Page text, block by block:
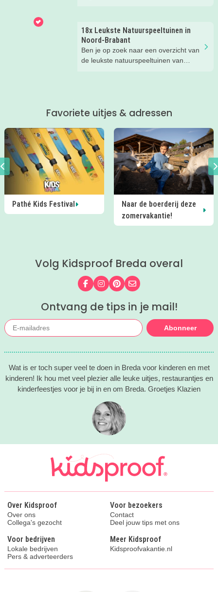
op het terras. Ideale combinatie.
Wij hebben een paar restaurants met
terras en speeltuin in Breda en
omgeving voor je op een rij gezet. Dat
is makkelijk een super fijn plekje
18x Leukste Natuurspeeltuinen in
Noord-Brabant
Ben je op zoek naar een overzicht van
de leukste natuurspeeltuinen van
Favoriete uitjes & adressen
Pathé Kids Festival
Naar de boerderij deze
zomervakantie!
Volg Kidsproof Breda overal
Volg ons op Facebook
Volg ons op Instagram
Volg ons op Pinterest
Mail ons
Ontvang de tips in je mail!
Abonneer
Wat is er toch super veel te doen in Breda voor kinderen en met
kinderen! Ik hou met veel plezier alle leuke uitjes, restaurantjes en
kinderfeestjes voor je bij in en om Breda. Groetjes Klazien
Over Kidsproof
Over ons
Collega's gezocht
Voor bezoekers
Contact
Deel jouw tips met ons
Voor bedrijven
Lokale bedrijven
Pers & adverteerders
Meer Kidsproof
Kidsproofvakantie.nl